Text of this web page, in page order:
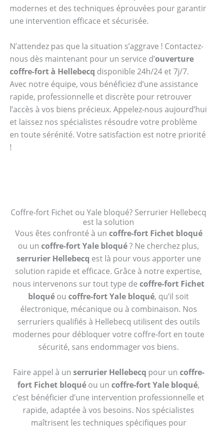
modernes et des techniques éprouvées pour garantir
une intervention efficace et sécurisée.
N’attendez pas que la situation s’aggrave ! Contactez-
nous dès maintenant pour un service d’ouverture
coffre-fort à Hellebecq disponible 24h/24 et 7j/7.
Avec notre équipe, vous bénéficiez d’une assistance
rapide, professionnelle et discrète pour retrouver
l’accès à vos biens précieux. Appelez-nous aujourd’hui
et laissez nos spécialistes résoudre votre problème
en toute sérénité. Votre satisfaction est notre priorité
!
Coffre-fort Fichet ou Yale bloqué? Serrurier Hellebecq
est la solution
Vous êtes confronté à un coffre-fort Fichet bloqué
ou un coffre-fort Yale bloqué? Ne cherchez plus,
serrurier Hellebecq est là pour vous apporter une
solution rapide et efficace. Grâce à notre expertise,
nous intervenons sur tout type de coffre-fort Fichet
bloqué ou coffre-fort Yale bloqué, qu’il soit
électronique, mécanique ou à combinaison. Nos
serruriers qualifiés à Hellebecq utilisent des outils
modernes pour débloquer votre coffre-fort en toute
sécurité, sans endommager vos biens.
Faire appel à un serrurier Hellebecq pour un coffre-
fort Fichet bloqué ou un coffre-fort Yale bloqué,
c’est bénéficier d’une intervention professionnelle et
rapide, adaptée à vos besoins. Nos spécialistes
maîtrisent les techniques spécifiques pour